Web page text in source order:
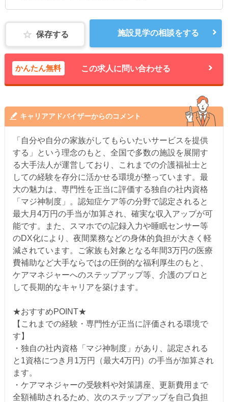
保存する 施設見学の相談をする
かんたん無料 この求人に問い合わせる
キャリアアドバイザーからのコメント
「自分や自分の家族がしてもらいたいサービスを提供
する」という理念のもと、全国で多数の施設を展開す
る大手法人が運営しており、これまでの介護福祉士と
しての経験を存分に活かせる環境が整っています。最
大の魅力は、専門性を正当に評価する独自の社内資格
「マジ神制度」。認知症ケア等の分野で認定されると
最大月4万円の手当が加算され、確実な収入アップが可
能です。また、スマホでの記録入力や睡眠センサー等
のDX化により、夜間業務などの身体的負担が大きく軽
減されています。ご家族も対象となる年間3万円の医療
費補助など大手ならではの圧倒的な福利厚生のもと、
ケアマネジャーへのステップアップ等、介護のプロと
して長期的なキャリアを築けます。
★おすすめPOINT★
【これまでの経験・専門性が正当に評価される環境で
す】
・独自の社内資格「マジ神制度」があり、認定される
と1資格につき月1万円（最大4万円）の手当が加算され
ます。
・ケアマネジャーの受験料や対策講座、更新費用まで
全額補助されるため、次のステップアップを自己負担